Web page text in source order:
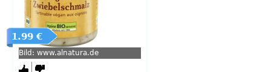
1.99 €
Bild: www.alnatura.de